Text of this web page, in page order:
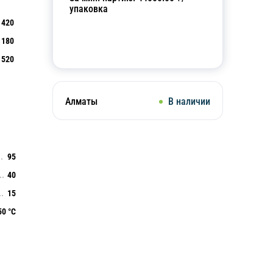
упаковка
Алматы В наличии
420
180
520
95
40
15
°С